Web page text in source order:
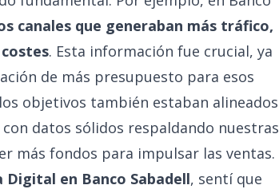
canales que generaban más tráfico,
. Esta información fue crucial, ya
de más presupuesto para esos
objetivos también estaban alineados
datos sólidos respaldando nuestras
más fondos para impulsar las ventas.
en Banco Sabadell, sentí que